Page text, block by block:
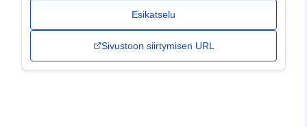
Esikatselu
Sivustoon siirtymisen URL